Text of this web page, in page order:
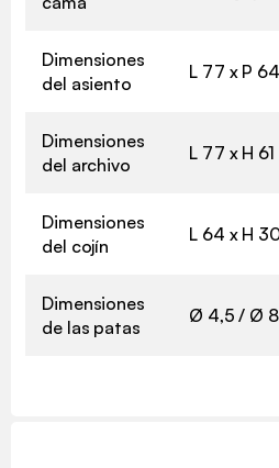
Dimensiones
del asiento
L 77 x P
Dimensiones
del archivo
L 77 x H
Dimensiones
del cojín
L 64 x H
Dimensiones
de las patas
Ø 4,5 / Ø